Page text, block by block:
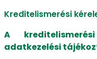
Kreditelismerési
A
adatkezelési